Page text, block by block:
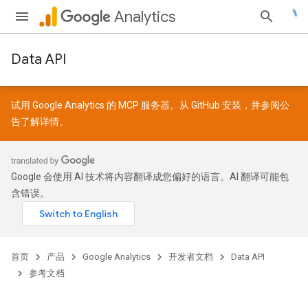
Analytics
Data API
试用 Google Analytics 的 MCP 服务器。从 GitHub 安装，并参阅公
告了解详情。
Google 会使用 AI 技术将内容翻译成您偏好的语言。AI 翻译可能包
含错误。
首页 产品 Google Analytics 开发者文档
Data API
参考文档